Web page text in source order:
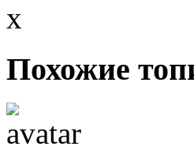
x
Похожие